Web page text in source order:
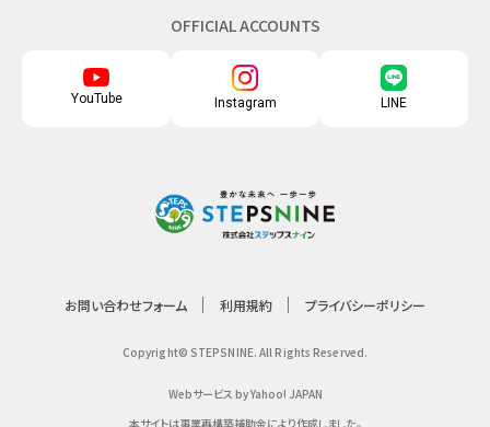
OFFICIAL ACCOUNTS
YouTube Instagram LINE
お問い合わせフォーム 利用規約 プライバシーポリシー
Copyright© STEPSNINE. All Rights Reserved.
Webサービス by Yahoo! JAPAN
本サイトは事業再構築補助金により作成しました。